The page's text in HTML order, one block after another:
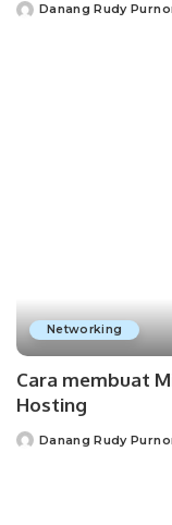
PostedDanang Rudy
Networking
Cara membuat
Hosting
PostedDanang Rudy